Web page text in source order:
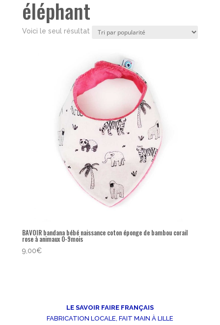
éléphant
Voici le seul résultat
BAVOIR bandana bébé naissance coton éponge de bambou corail
rose à animaux 0-9mois
9,00€
LE SAVOIR FAIRE FRANÇAIS
FABRICATION LOCALE, FAIT MAIN À LILLE